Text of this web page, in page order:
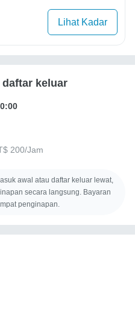
Lihat Kadar
keluar
200/Jam
awal atau daftar keluar lewat,
secara langsung. Bayaran
penginapan.